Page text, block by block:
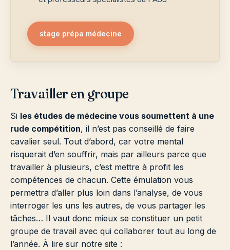
stage prépa médecine
Travailler en groupe
Si les études de médecine vous soumettent à une
rude compétition, il n’est pas conseillé de faire
cavalier seul. Tout d’abord, car votre mental
risquerait d’en souffrir, mais par ailleurs parce que
travailler à plusieurs, c’est mettre à profit les
compétences de chacun. Cette émulation vous
permettra d’aller plus loin dans l’analyse, de vous
interroger les uns les autres, de vous partager les
tâches… Il vaut donc mieux se constituer un petit
groupe de travail avec qui collaborer tout au long de
l’année. À lire sur notre site :